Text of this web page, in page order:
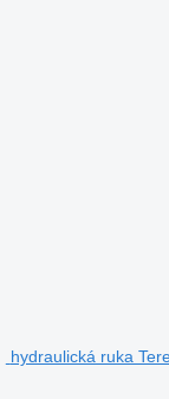
hydraulická ruka